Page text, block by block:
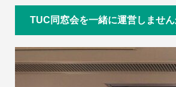
TUC同窓会を一緒に運営しません